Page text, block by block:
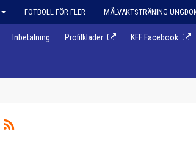
FOTBOLL FÖR FLER MÅLVAKTSTRÄNING
Inbetalning Profilkläder KFF Facebook